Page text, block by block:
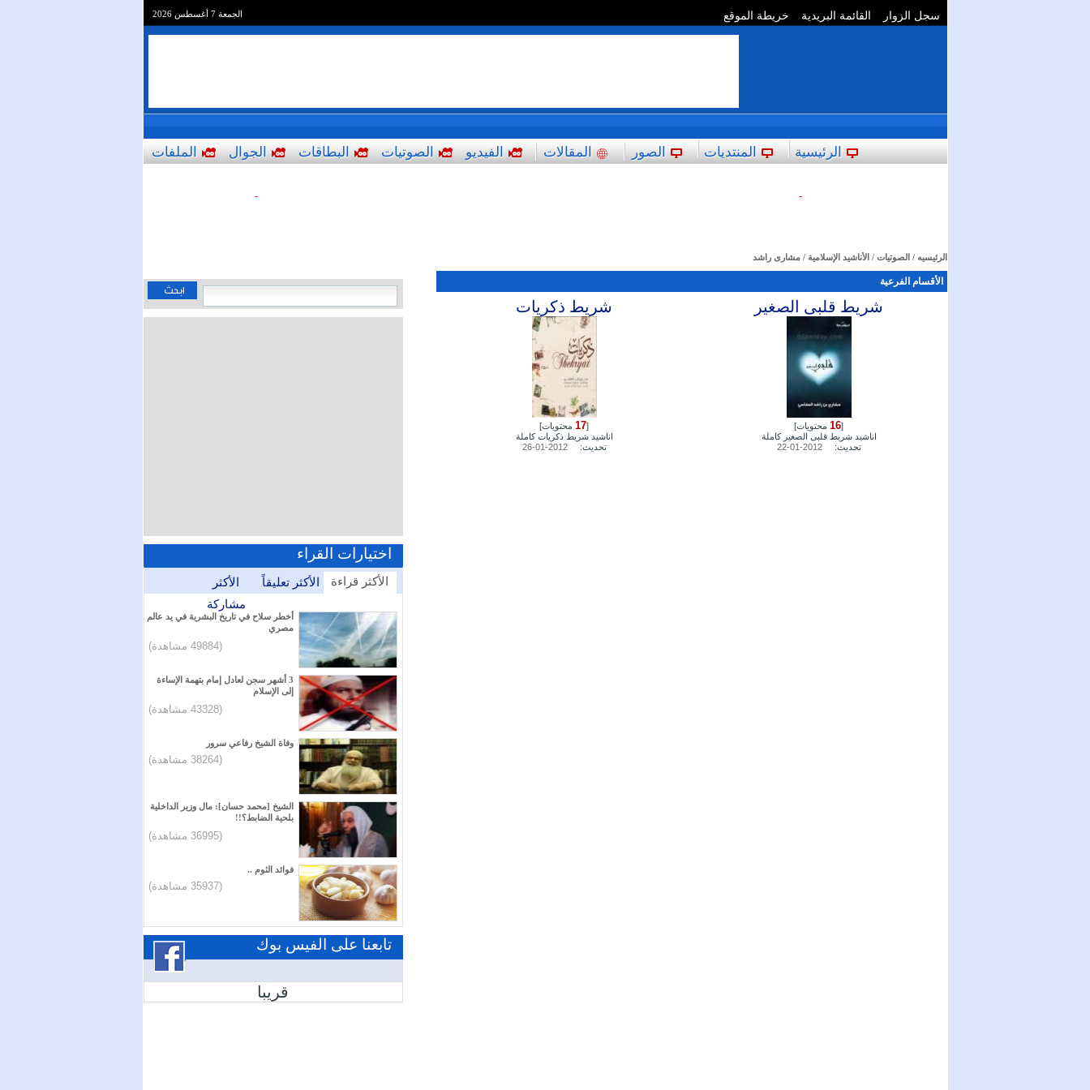
الجمعة 7 أغسطس 2026 سجل الزوار القائمة البريدية خريطة الموقع
الرئيسية المنتديات الصور المقالات الفيديو الصوتيات البطاقات الجوال الملفات
-
-
الرئيسيه / الصوتيات / الأناشيد الإسلامية / مشارى راشد
الأقسام الفرعية
شريط قلبى الصغير
[
16 محتويات]
اناشيد شريط قلبى الصغير كاملة
تحديث:
2012-01-22
شريط ذكريات
[
17 محتويات]
اناشيد شريط ذكريات كاملة
تحديث:
2012-01-26
اختيارات القراء
الأكثر قراءة الأكثر تعليقاً
الأكثر
مشاركة
أخطر سلاح في تاريخ البشرية في يد عالم
مصري
(49884 مشاهدة)
3 أشهر سجن لعادل إمام بتهمة الإساءة
إلى الإسلام
(43328 مشاهدة)
وفاة الشيخ رفاعي سرور
(38264 مشاهدة)
الشيخ [محمد حسان]: مال وزير الداخلية
بلحية الضابط؟!!
(36995 مشاهدة)
فوائد الثوم ..
(35937 مشاهدة)
تابعنا على الفيس بوك
قريبا